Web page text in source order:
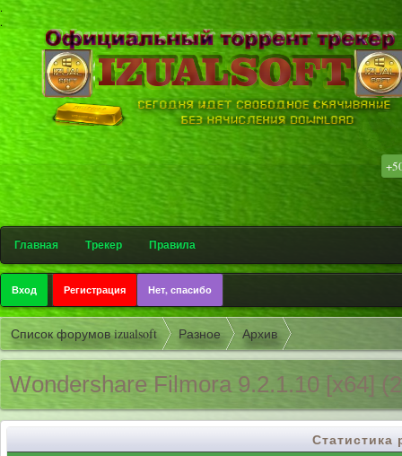
.
.
Главная Трекер Правила
Вход Регистрация Нет, спасибо
Список форумов izualsoft Разное Архив
Wondershare Filmora 9.2.1.10 [x64]
Статистика